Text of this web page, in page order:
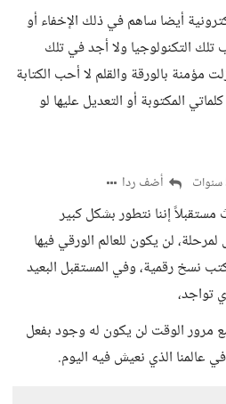
أيضا ساهم في ذلك الإخفاء أو
تلك التكنولوجيا ولا أجد في تلك
مؤمنة بالورقة والقلم لا أحب الكتابة
المكتوبة أو التعديل عليها لو
أضف ردا
إننا نتطور بشكل كبير
لن يكون للعالم الورقي فيها
نسخ رقمية، وفي المستقبل البعيد
تواجد،
مرور الوقت لن يكون له وجود بفعل
عالمنا الذي نعيش فيه اليوم.